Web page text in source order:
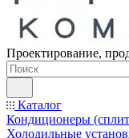
Проектирование,
Каталог
Кондиционеры
Холодильные